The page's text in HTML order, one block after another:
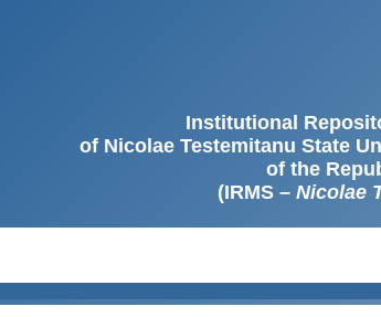
Institutional
of Nicolae Testemitanu State
of the
(IRMS – Nicolae